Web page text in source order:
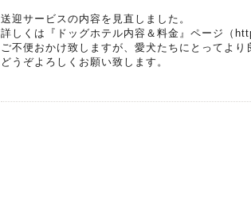
送迎サービスの内容を見直しました。
詳しくは『ドッグホテル内容＆料金』ページ（
ご不便おかけ致しますが、愛犬たちにとってよ
どうぞよろしくお願い致します。